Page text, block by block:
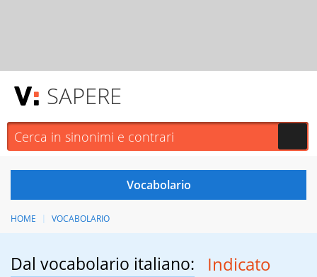
SAPERE
HOME VOCABOLARIO
Dal vocabolario italiano: Indicato